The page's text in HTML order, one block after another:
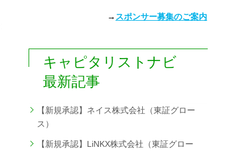
→ スポンサー募集のご案内
キャピタリストナビ
最新記事
【新規承認】ネイス株式会社（東証グロー
ス）
【新規承認】LiNKX株式会社（東証グロー